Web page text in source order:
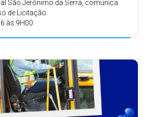
São Jerônimo da Serra, comunica
de Licitação.
às 9H00